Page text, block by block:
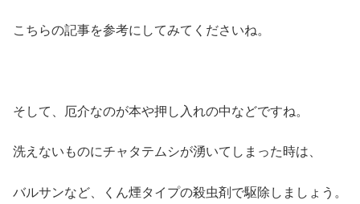
こちらの記事を参考にしてみてくださいね。
そして、厄介なのが本や押し入れの中などですね。
洗えないものにチャタテムシが湧いてしまった時は、
バルサンなど、くん煙タイプの殺虫剤で駆除しましょう。